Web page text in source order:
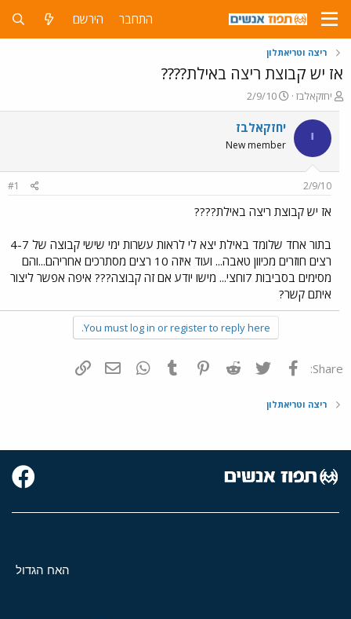
התחבר הירשם
ריצה וטריאתלון
אז יש קבוצת ריצה באילת????
פ
ו
ת
ח
ה
ו
ש
א
יחזקאלבז
פ
ו
ר
ס
ם
ר
2/9/10
י יחזקאלבז
New member
2/9/10
#1
אז יש קבוצת ריצה באילת????
בתור אחד שלומד באילת יצא לי לראות עשרות ימי שישי קבוצה של 4-7
רצים חוזרים מכיוון טאבה... ועוד איזה 10 רצים מסתרכים אחריהם...והם
מסימים בסביבות 7וחצי... מישו יודע אם זה קבוצה??? איפה אפשר ליצור
איתם קשר?
You must log in or register to reply here.
Share: פייסבוק Twitter
Reddit
Pinterest
Tumblr
WhatsAppדואר אלקטרוני
ריצה וטריאתלון
האח הגדול